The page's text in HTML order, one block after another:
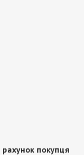
рахунок покупця